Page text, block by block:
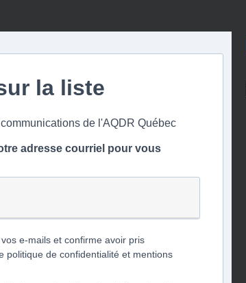
la liste
de l'AQDR Québec
adresse courriel pour vous
e-mails et confirme avoir pris
politique de confidentialité et mentions